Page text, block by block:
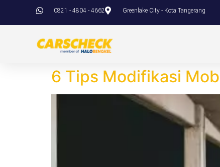
0821 - 4804 - 4662 Greenlake City - Kota Tangerang
6 Tips Modifikasi